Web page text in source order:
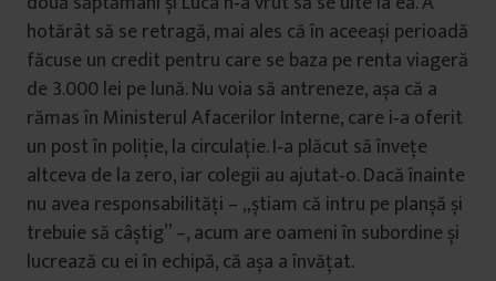
hotărât să se retragă, mai ales că în aceeași perioadă
făcuse un credit pentru care se baza pe renta viageră
de 3.000 lei pe lună. Nu voia să antreneze, așa că a
rămas în Ministerul Afacerilor Interne, care i‑a oferit
un post în poliţie, la circulaţie. I‑a plăcut să înveţe
altceva de la zero, iar colegii au ajutat‑o. Dacă înainte
nu avea responsabilităţi – „știam că intru pe planșă și
trebuie să câștig” –, acum are oameni în subordine și
lucrează cu ei în echipă, că așa a învăţat.